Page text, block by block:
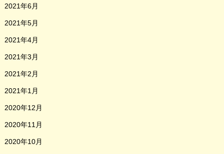
2021年6月
2021年5月
2021年4月
2021年3月
2021年2月
2021年1月
2020年12月
2020年11月
2020年10月